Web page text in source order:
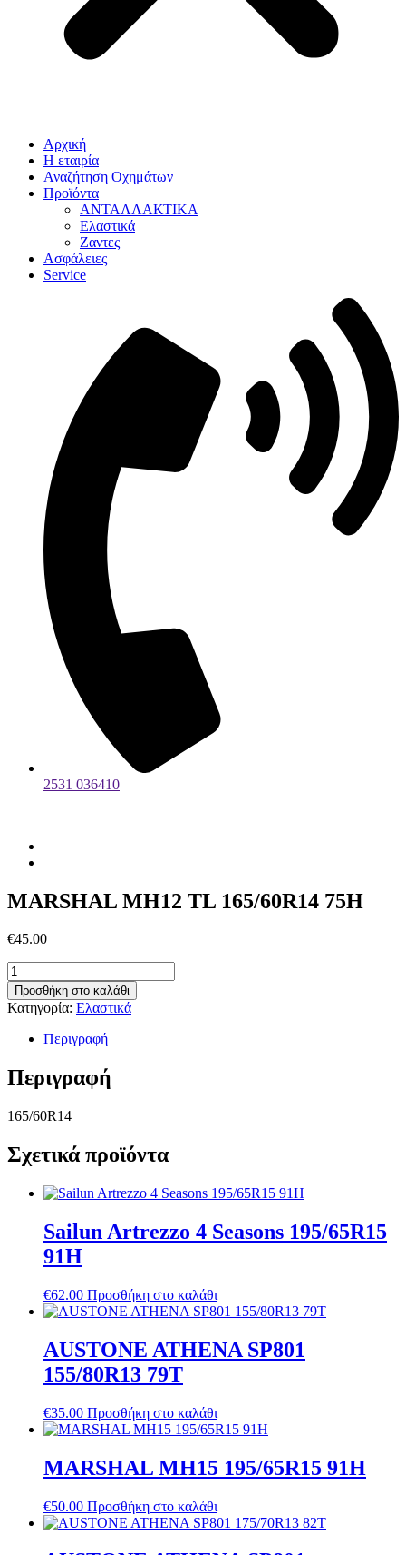
Αρχική
Η εταιρία
Αναζήτηση Οχημάτων
Προϊόντα
ΑΝΤΑΛΛΑΚΤΙΚΑ
Ελαστικά
Ζαντες
Ασφάλειες
Service
2531 036410
MARSHAL MH12 TL 165/60R14 75H
€45.00
MARSHAL
MH12
TL
165/60R14
75H
Προσθήκη στο καλάθι
Κατηγορία: Ελαστικά
Περιγραφή
Περιγραφή
165/60R14
Σχετικά προϊόντα
Sailun Artrezzo 4 Seasons 195/65R15
91H
€62.00 Προσθήκη στο καλάθι
AUSTONE ATHENA SP801
155/80R13 79T
€35.00 Προσθήκη στο καλάθι
MARSHAL MH15 195/65R15 91H
€50.00 Προσθήκη στο καλάθι